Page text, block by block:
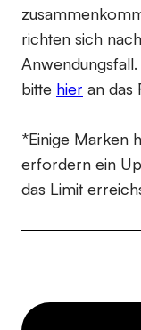
richten sich
bitte hier an das
*Einige Marken
erfordern ein
das Limit